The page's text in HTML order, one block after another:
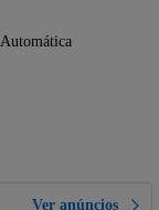
Automática
Ver anúncios